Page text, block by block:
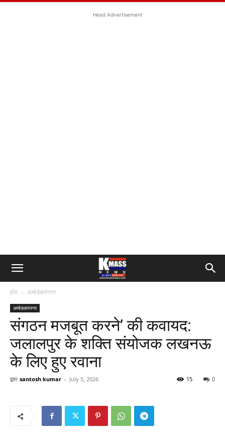
Head Advertisement
होम अम्बेडकरनगर
अम्बेडकरनगर
संगठन मजबूत करने’ की कवायद:
जलालपुर के शक्ति संयोजक लखनऊ
के लिए हुए रवाना
द्वारा santosh kumar - July 5, 2026 0
15